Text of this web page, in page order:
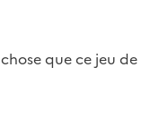
quece jeu de